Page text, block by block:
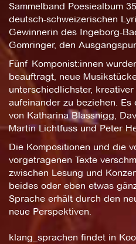
Sammelband Poesiealbum
deutsch-schweizerischen
Gewinnerin des Ingeborg-
Gomringer, den
Fünf Komponist:innen
beauftragt, neue
unterschiedlichster,
aufeinander zu beziehen.
von Katharina Blassnigg,
Martin Lichtfuss und Peter
Die Kompositionen und die
vorgetragenen Texte
zwischen Lesung und
beides oder eben etwas
Sprache erhält durch den
neue Perspektiven.
klang_sprachen findet in